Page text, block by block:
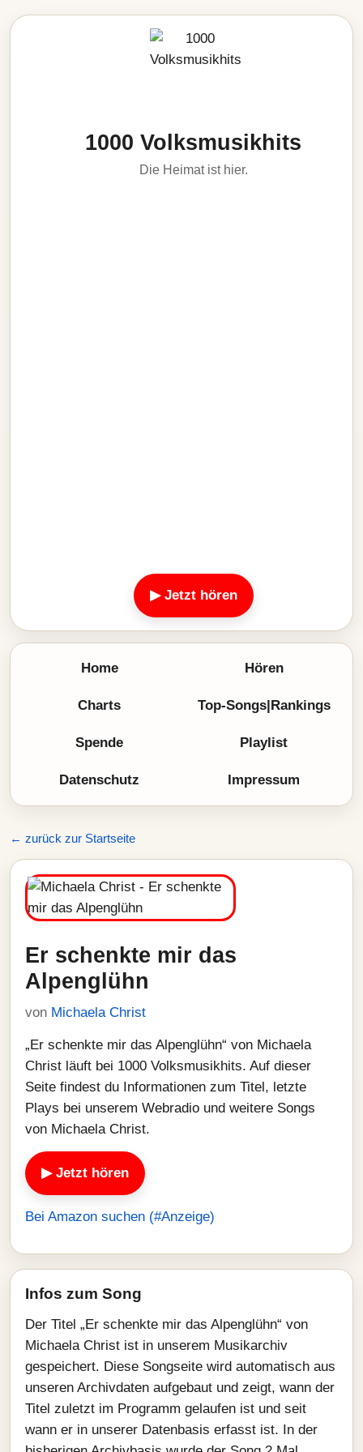
1000 Volksmusikhits
Die Heimat ist hier.
▶ Jetzt hören
Home Hören
Charts Top-Songs|Rankings
Spende Playlist
Datenschutz Impressum
← zurück zur Startseite
Er schenkte mir das
Alpenglühn
von Michaela Christ
„Er schenkte mir das Alpenglühn“ von Michaela
Christ läuft bei 1000 Volksmusikhits. Auf dieser
Seite findest du Informationen zum Titel, letzte
Plays bei unserem Webradio und weitere Songs
von Michaela Christ.
▶ Jetzt hören
Bei Amazon suchen (#Anzeige)
Infos zum Song
Der Titel „Er schenkte mir das Alpenglühn“ von
Michaela Christ ist in unserem Musikarchiv
gespeichert. Diese Songseite wird automatisch aus
unseren Archivdaten aufgebaut und zeigt, wann der
Titel zuletzt im Programm gelaufen ist und seit
wann er in unserer Datenbasis erfasst ist. In der